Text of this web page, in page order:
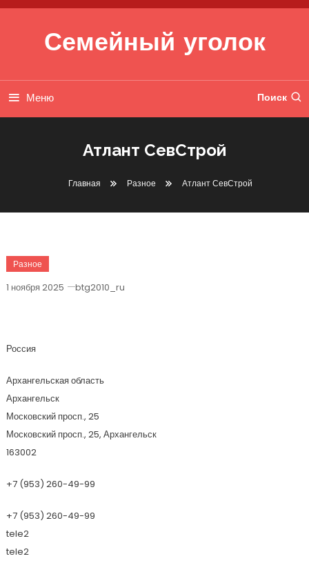
Перейти к содержимому
Семейный уголок
Меню Поиск
Атлант СевСтрой
Главная Разное Атлант СевСтрой
Разное
1 ноября 2025 btg2010_ru
Россия
Архангельская область
Архангельск
Московский просп., 25
Московский просп., 25, Архангельск
163002
+7 (953) 260-49-99
+7 (953) 260-49-99
tele2
tele2